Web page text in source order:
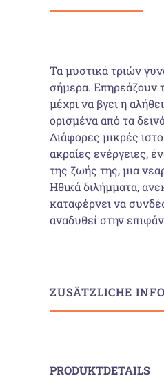
Τα μυστικά τριών
σήμερα. Επηρεάζουν
μέχρι να βγει η
ορισμένα από τα
Διάφορες μικρές
ακραίες ενέργειες,
της ζωής της, μια
Ηθικά διλήμματα,
καταφέρνει να
αναδυθεί στην
ZUSÄTZLICHE
PRODUKTDETAILS